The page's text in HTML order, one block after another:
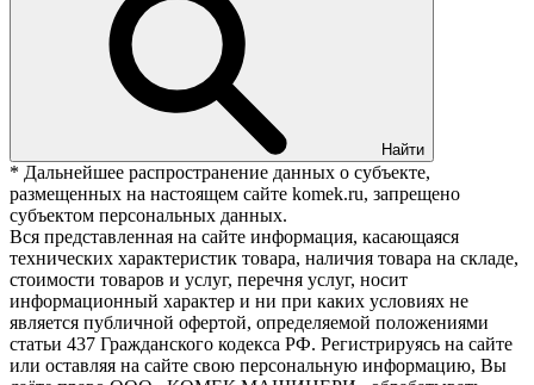
Найти
* Дальнейшее распространение данных о субъекте,
размещенных на настоящем сайте komek.ru, запрещено
субъектом персональных данных.
Вся представленная на сайте информация, касающаяся
технических характеристик товара, наличия товара на складе,
стоимости товаров и услуг, перечня услуг, носит
информационный характер и ни при каких условиях не
является публичной офертой, определяемой положениями
статьи 437 Гражданского кодекса РФ. Регистрируясь на сайте
или оставляя на сайте свою персональную информацию, Вы